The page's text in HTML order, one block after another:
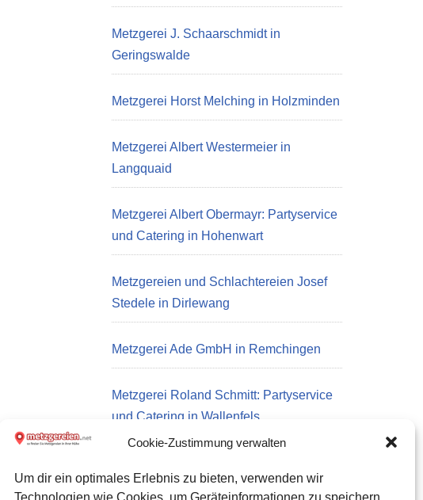
Cookie-Zustimmung verwalten
Um dir ein optimales Erlebnis zu bieten, verwenden wir
Technologien wie Cookies, um Geräteinformationen zu speichern
Metzgerei J. Schaarschmidt in
Geringswalde
Metzgerei Horst Melching in Holzminden
Metzgerei Albert Westermeier in
Langquaid
Metzgerei Albert Obermayr: Partyservice
und Catering in Hohenwart
Metzgereien und Schlachtereien Josef
Stedele in Dirlewang
Metzgerei Ade GmbH in Remchingen
Metzgerei Roland Schmitt: Partyservice
und Catering in Wallenfels
Datenschutz